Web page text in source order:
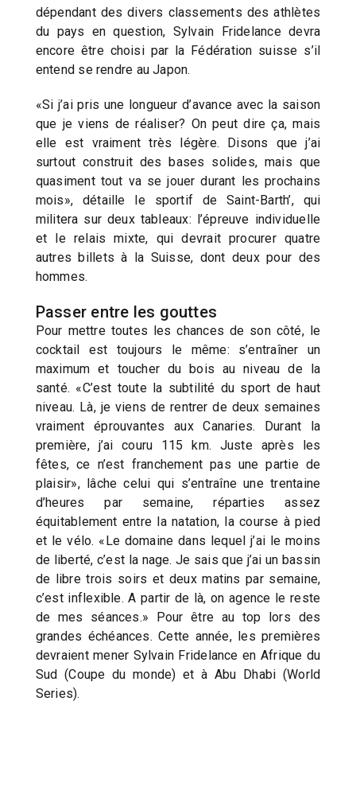
dépendant des divers classements des athlètes
du pays en question, Sylvain Fridelance devra
encore être choisi par la Fédération suisse s’il
entend se rendre au Japon.
«Si j’ai pris une longueur d’avance avec la saison
que je viens de réaliser? On peut dire ça, mais
elle est vraiment très légère. Disons que j’ai
surtout construit des bases solides, mais que
quasiment tout va se jouer durant les prochains
mois», détaille le sportif de Saint-Barth’, qui
militera sur deux tableaux: l’épreuve individuelle
et le relais mixte, qui devrait procurer quatre
autres billets à la Suisse, dont deux pour des
hommes.
Passer entre les gouttes
Pour mettre toutes les chances de son côté, le
cocktail est toujours le même: s’entraîner un
maximum et toucher du bois au niveau de la
santé. «C’est toute la subtilité du sport de haut
niveau. Là, je viens de rentrer de deux semaines
vraiment éprouvantes aux Canaries. Durant la
première, j’ai couru 115 km. Juste après les
fêtes, ce n’est franchement pas une partie de
plaisir», lâche celui qui s’entraîne une trentaine
d’heures par semaine, réparties assez
équitablement entre la natation, la course à pied
et le vélo. «Le domaine dans lequel j’ai le moins
de liberté, c’est la nage. Je sais que j’ai un bassin
de libre trois soirs et deux matins par semaine,
c’est inflexible. A partir de là, on agence le reste
de mes séances.» Pour être au top lors des
grandes échéances. Cette année, les premières
devraient mener Sylvain Fridelance en Afrique du
Sud (Coupe du monde) et à Abu Dhabi (World
Series).